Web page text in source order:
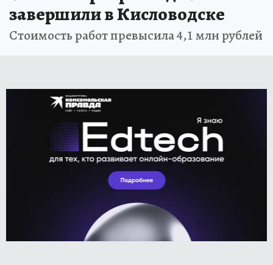
завершили в Кисловодске
Стоимость работ превысила 4,1 млн рублей